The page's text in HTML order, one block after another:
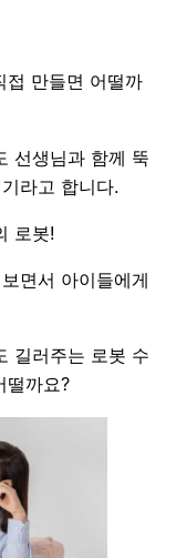
접 만들면 어떨까
선생님과 함께 뚝
라고 합니다.
로봇!
면서 아이들에게
길러주는 로봇 수
떨까요?